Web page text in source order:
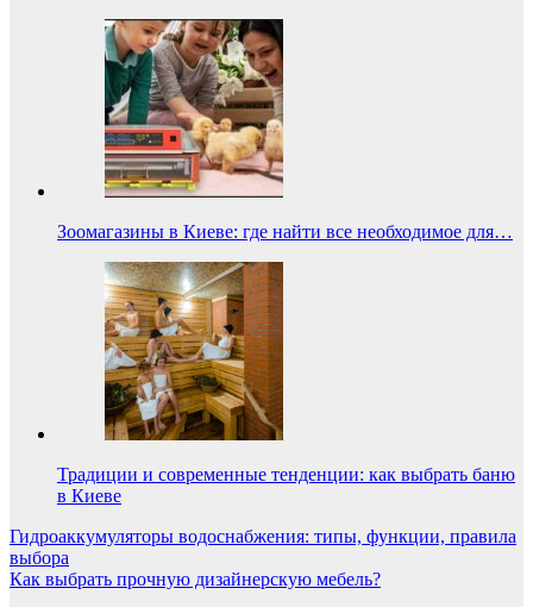
Зоомагазины в Киеве: где найти все необходимое для…
Традиции и современные тенденции: как выбрать баню
в Киеве
Навигация
по
Гидроаккумуляторы водоснабжения: типы, функции, правила
выбора
Как выбрать прочную дизайнерскую мебель?